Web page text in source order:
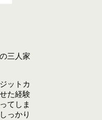
三人家
ットカ
た経験
てしま
っかり